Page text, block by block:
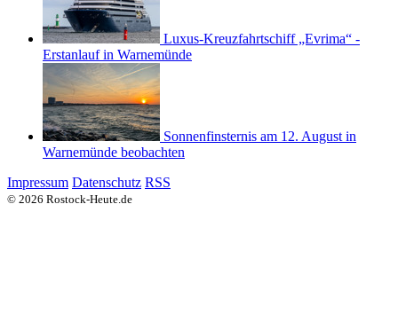
Luxus-Kreuzfahrtschiff „Evrima“ -
Erstanlauf in Warnemünde
Sonnenfinsternis am 12. August in
Warnemünde beobachten
Impressum Datenschutz RSS
© 2026 Rostock-Heute.de